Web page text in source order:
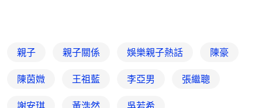
親子 親子關係 娛樂親子熱話 陳豪
陳茵媺 王祖藍 李亞男 張繼聰